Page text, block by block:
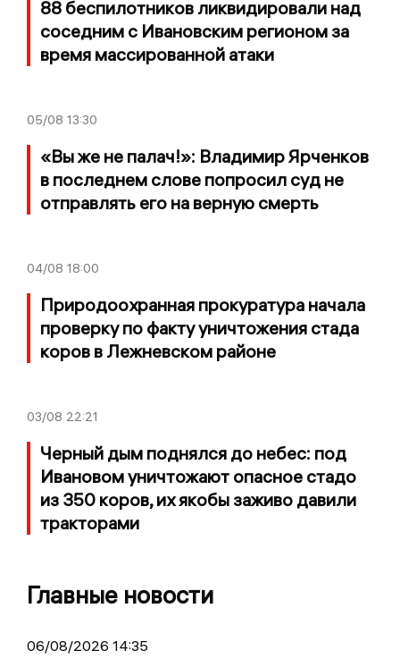
88 беспилотников ликвидировали над
соседним с Ивановским регионом за
время массированной атаки
05/08 13:30
«Вы же не палач!»: Владимир Ярченков
в последнем слове попросил суд не
отправлять его на верную смерть
04/08 18:00
Природоохранная прокуратура начала
проверку по факту уничтожения стада
коров в Лежневском районе
03/08 22:21
Черный дым поднялся до небес: под
Ивановом уничтожают опасное стадо
из 350 коров, их якобы заживо давили
тракторами
Главные новости
06/08/2026 14:35